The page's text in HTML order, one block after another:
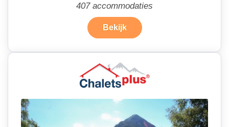
407 accommodaties
Bekijk